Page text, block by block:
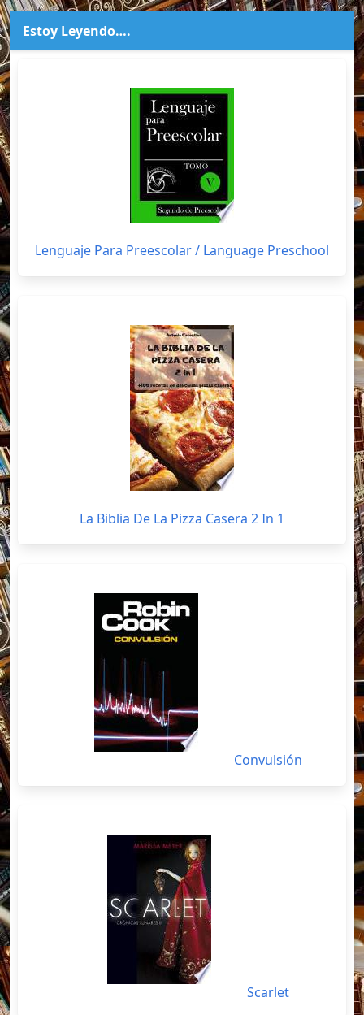
Estoy Leyendo….
Lenguaje Para Preescolar / Language Preschool
La Biblia De La Pizza Casera 2 In 1
Convulsión
Scarlet